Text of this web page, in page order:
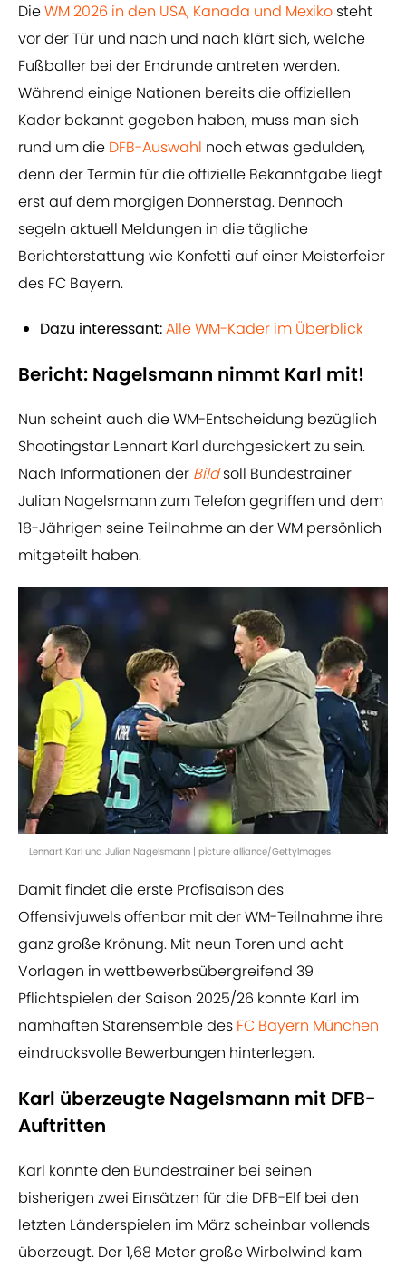
DieWM 2026 in den USA, Kanada und Mexiko steht
vor der Tür und nach und nach klärt sich, welche
Fußballer bei der Endrunde antreten werden.
Während einige Nationen bereits die offiziellen
Kader bekannt gegeben haben, muss man sich
rund um die DFB-Auswahl noch etwas gedulden,
denn der Termin für die offizielle Bekanntgabe liegt
erst auf dem morgigen Donnerstag. Dennoch
segeln aktuell Meldungen in die tägliche
Berichterstattung wie Konfetti auf einer Meisterfeier
des FC Bayern.
Dazu interessant:Alle WM-Kader im Überblick
Bericht: Nagelsmann nimmt Karl mit!
Nun scheint auch die WM-Entscheidung bezüglich
Shootingstar Lennart Karl durchgesickert zu sein.
Nach Informationen der Bildsoll Bundestrainer
Julian Nagelsmann zum Telefon gegriffen und dem
18-Jährigen seine Teilnahme an der WM persönlich
mitgeteilt haben.
Lennart Karl und Julian Nagelsmann | picture alliance/GettyImages
Damit findet die erste Profisaison des
Offensivjuwels offenbar mit der WM-Teilnahme ihre
ganz große Krönung. Mit neun Toren und acht
Vorlagen in wettbewerbsübergreifend 39
Pflichtspielen der Saison 2025/26 konnte Karl im
namhaften Starensemble des FC Bayern München
eindrucksvolle Bewerbungen hinterlegen.
Karl überzeugte Nagelsmann mit DFB-
Auftritten
Karl konnte den Bundestrainer bei seinen
bisherigen zwei Einsätzen für die DFB-Elf bei den
letzten Länderspielen im März scheinbar vollends
überzeugt. Der 1,68 Meter große Wirbelwind kam